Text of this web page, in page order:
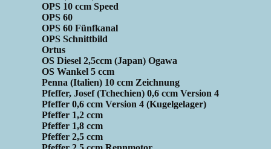
OPS 10 ccm Speed
OPS 60
OPS 60 Fünfkanal
OPS Schnittbild
Ortus
OS Diesel 2,5ccm (Japan) Ogawa
OS Wankel 5 ccm
Penna (Italien) 10 ccm Zeichnung
Pfeffer, Josef (Tchechien) 0,6 ccm Version 4
Pfeffer 0,6 ccm Version 4 (Kugelgelager)
Pfeffer 1,2 ccm
Pfeffer 1,8 ccm
Pfeffer 2,5 ccm